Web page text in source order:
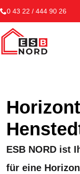
0 43 22 / 444 90 26
ESB NORD ist
für eine